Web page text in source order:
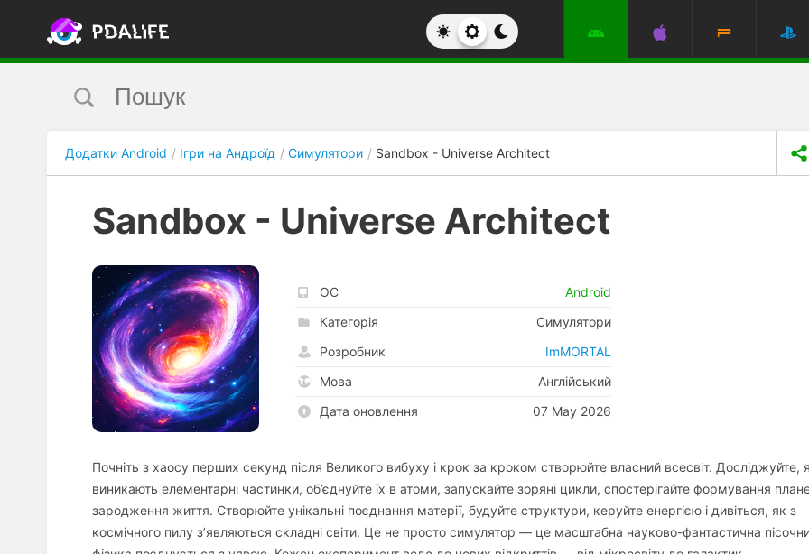
Додатки Android Ігри на Андроїд Симулятори Sandbox - Universe Architect
Sandbox - Universe Architect
ОС
Android
Категорія
Симулятори
Розробник
ImMORTAL
Мова
Англійський
Дата оновлення
07 May 2026
Почніть з хаосу перших секунд після Великого вибуху і крок за кроком створюйте власний всесвіт. Досліджуйте,
виникають елементарні частинки, об’єднуйте їх в атоми, запускайте зоряні цикли, спостерігайте формування
зародження життя. Створюйте унікальні поєднання матерії, будуйте структури, керуйте енергією і дивіться, як з
космічного пилу з’являються складні світи. Це не просто симулятор — це масштабна науково-фантастична